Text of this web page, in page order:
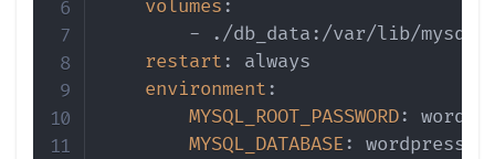
volumes :
- ./db_data :/var/lib/mysql
restart :
always
environment :
MYSQL_ROOT_PASSWORD:
MYSQL_DATABASE:
wordpress